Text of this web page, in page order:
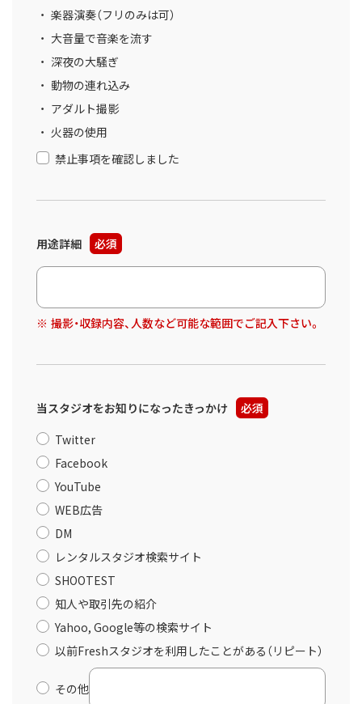
楽器演奏（フリのみは可）
大音量で音楽を流す
深夜の大騒ぎ
動物の連れ込み
アダルト撮影
火器の使用
禁止事項を確認しました
用途詳細 必須
撮影・収録内容、人数など可能な範囲でご記入下さい。
当スタジオをお知りになったきっかけ
必須
Twitter
Facebook
YouTube
WEB広告
DM
レンタルスタジオ検索サイト
SHOOTEST
知人や取引先の紹介
Yahoo, Google等の検索サイト
以前Freshスタジオを利用したことがある（リピート）
その他